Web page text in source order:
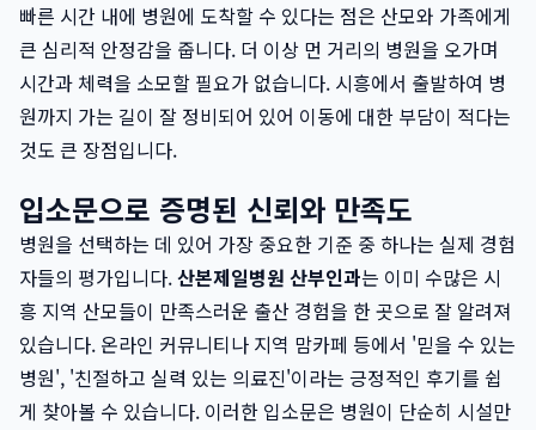
빠른 시간 내에 병원에 도착할 수 있다는 점은 산모와 가족에게
큰 심리적 안정감을 줍니다. 더 이상 먼 거리의 병원을 오가며
시간과 체력을 소모할 필요가 없습니다. 시흥에서 출발하여 병
원까지 가는 길이 잘 정비되어 있어 이동에 대한 부담이 적다는
것도 큰 장점입니다.
입소문으로 증명된 신뢰와 만족도
병원을 선택하는 데 있어 가장 중요한 기준 중 하나는 실제 경험
자들의 평가입니다.산본제일병원 산부인과는 이미 수많은 시
흥 지역 산모들이 만족스러운 출산 경험을 한 곳으로 잘 알려져
있습니다. 온라인 커뮤니티나 지역 맘카페 등에서 '믿을 수 있는
병원', '친절하고 실력 있는 의료진'이라는 긍정적인 후기를 쉽
게 찾아볼 수 있습니다. 이러한 입소문은 병원이 단순히 시설만